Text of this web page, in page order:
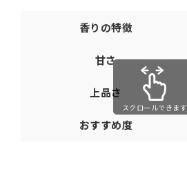
香りの特徴
甘さ
上品さ
おすすめ度
スクロールできます